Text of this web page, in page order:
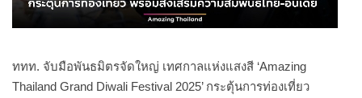
ททท. จับมือพันธมิตรจัดใหญ่ เทศกาลแห่งแสงสี ‘Amazing
Thailand Grand Diwali Festival 2025’ กระตุ้นการท่องเที่ยว